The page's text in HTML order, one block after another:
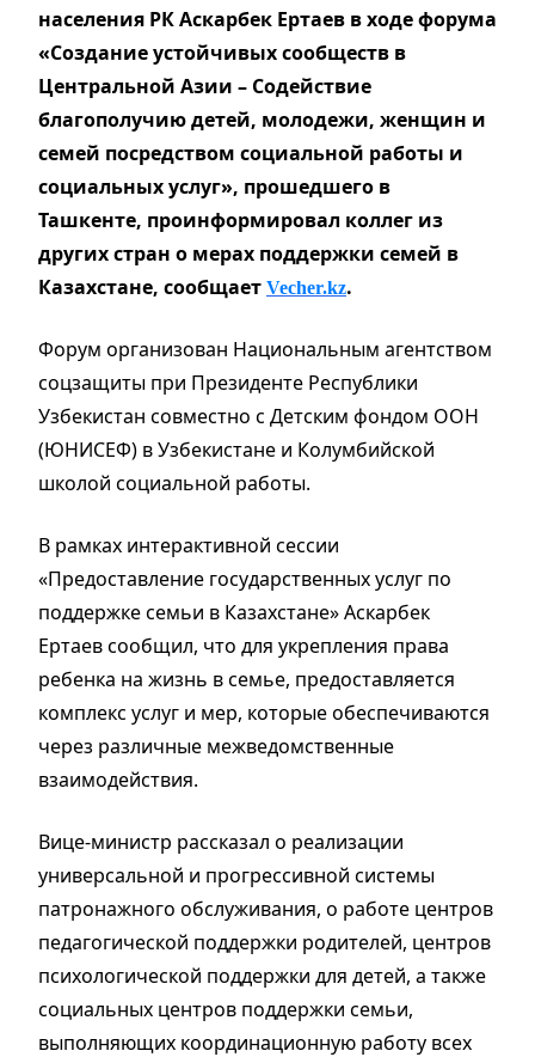
населения РК Аскарбек Ертаев в ходе форума
«Создание устойчивых сообществ в
Центральной Азии – Содействие
благополучию детей, молодежи, женщин и
семей посредством социальной работы и
социальных услуг», прошедшего в
Ташкенте, проинформировал коллег из
других стран о мерах поддержки семей в
Казахстане, сообщает Vecher.kz.
Форум организован Национальным агентством
соцзащиты при Президенте Республики
Узбекистан совместно с Детским фондом ООН
(ЮНИСЕФ) в Узбекистане и Колумбийской
школой социальной работы.
В рамках интерактивной сессии
«Предоставление государственных услуг по
поддержке семьи в Казахстане» Аскарбек
Ертаев сообщил, что для укрепления права
ребенка на жизнь в семье, предоставляется
комплекс услуг и мер, которые обеспечиваются
через различные межведомственные
взаимодействия.
Вице-министр рассказал о реализации
универсальной и прогрессивной системы
патронажного обслуживания, о работе центров
педагогической поддержки родителей, центров
психологической поддержки для детей, а также
социальных центров поддержки семьи,
выполняющих координационную работу всех